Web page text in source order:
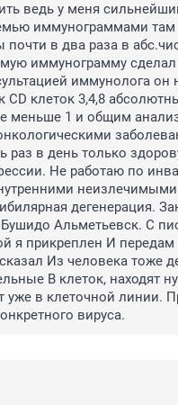
ведь у меня
иммунограммами там
в два раза в
иммунограмму сделал
иммунолога он
клеток 3,4,8
меньше 1 и общим
раз в день только
Не работаю по
дегенерация.
Альметьевск. С
я прикреплен И передам
Из человека тоже
В клеток, находят
уже в клеточной линии.
вируса.